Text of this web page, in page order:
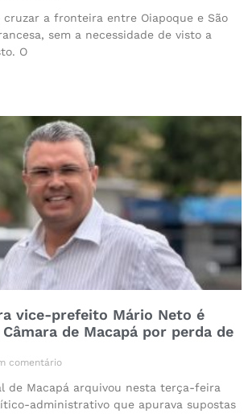
cruzar a fronteira entre Oiapoque e São
sem a necessidade de visto a
O
vice-prefeito Mário Neto é
de Macapá por perda de
comentário
de Macapá arquivou nesta terça-feira
administrativo que apurava supostas